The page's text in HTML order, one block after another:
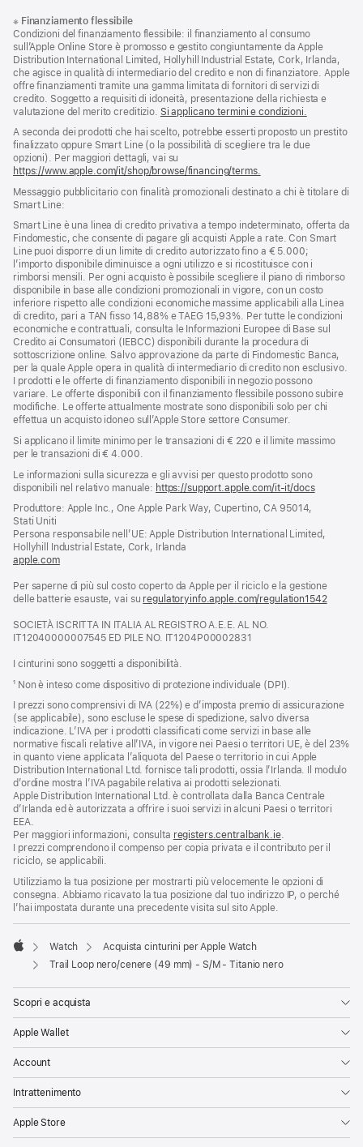
di
pagina
a
piè
di
pagina
※ Finanziamento flessibile
Condizioni del finanziamento flessibile: il finanziamento al consumo
sull’Apple Online Store è promosso e gestito congiuntamente da Apple
Distribution International Limited, Hollyhill Industrial Estate, Cork, Irlanda,
che agisce in qualità di intermediario del credito e non di finanziatore. Apple
offre finanziamenti tramite una gamma limitata di fornitori di servizi di
credito. Soggetto a requisiti di idoneità, presentazione della richiesta e
valutazione del merito creditizio. Si applicano termini e condizioni.
A seconda dei prodotti che hai scelto, potrebbe esserti proposto un prestito
finalizzato oppure Smart Line (o la possibilità di scegliere tra le due
opzioni). Per maggiori dettagli, vai su
https://www.apple.com/it/shop/browse/financing/terms.
Messaggio pubblicitario con finalità promozionali destinato a chi è titolare di
Smart Line:
Smart Line è una linea di credito privativa a tempo indeterminato, offerta da
Findomestic, che consente di pagare gli acquisti Apple a rate. Con Smart
Line puoi disporre di un limite di credito autorizzato fino a € 5.000;
l’importo disponibile diminuisce a ogni utilizzo e si ricostituisce con i
rimborsi mensili. Per ogni acquisto è possibile scegliere il piano di rimborso
disponibile in base alle condizioni promozionali in vigore, con un costo
inferiore rispetto alle condizioni economiche massime applicabili alla Linea
di credito, pari a TAN fisso 14,88% e TAEG 15,93%. Per tutte le condizioni
economiche e contrattuali, consulta le Informazioni Europee di Base sul
Credito ai Consumatori (IEBCC) disponibili durante la procedura di
sottoscrizione online. Salvo approvazione da parte di Findomestic Banca,
per la quale Apple opera in qualità di intermediario di credito non esclusivo.
I prodotti e le offerte di finanziamento disponibili in negozio possono
variare. Le offerte disponibili con il finanziamento flessibile possono subire
modifiche. Le offerte attualmente mostrate sono disponibili solo per chi
effettua un acquisto idoneo sull’Apple Store settore Consumer.
Si applicano il limite minimo per le transazioni di € 220 e il limite massimo
per le transazioni di € 4.000.
Le informazioni sulla sicurezza e gli avvisi per questo prodotto sono
disponibili nel relativo manuale: https://support.apple.com/it-it/docs(si
finestra)
Produttore: Apple Inc., One Apple Park Way, Cupertino, CA 95014,
Stati Uniti
Persona responsabile nell’UE: Apple Distribution International Limited,
Hollyhill Industrial Estate, Cork, Irlanda
apple.com(si
una
nuova
Per saperne di più sul costo coperto da Apple per il riciclo e la gestione
delle batterie esauste, vai su regulatoryinfo.apple.com/regulation1542(si
SOCIETÀ ISCRITTA IN ITALIA AL REGISTRO A.E.E. AL NO.
IT12040000007545 ED PILE NO. IT1204P00002831
I cinturini sono soggetti a disponibilità.
¹ Non è inteso come dispositivo di protezione individuale (DPI).
I prezzi sono comprensivi di IVA (22%) e d’imposta premio di assicurazione
(se applicabile), sono escluse le spese di spedizione, salvo diversa
indicazione. L’IVA per i prodotti classificati come servizi in base alle
normative fiscali relative all’IVA, in vigore nei Paesi o territori UE, è del 23%
in quanto viene applicata l’aliquota del Paese o territorio in cui Apple
Distribution International Ltd. fornisce tali prodotti, ossia l’Irlanda. Il modulo
d’ordine mostra l’IVA pagabile relativa ai prodotti selezionati.
Apple Distribution International Ltd. è controllata dalla Banca Centrale
d’Irlanda ed è autorizzata a offrire i suoi servizi in alcuni Paesi o territori
EEA.
Per maggiori informazioni, consulta registers.centralbank.ie.
I prezzi comprendono il compenso per copia privata e il contributo per il
riciclo, se applicabili.
Utilizziamo la tua posizione per mostrarti più velocemente le opzioni di
consegna. Abbiamo ricavato la tua posizione dal tuo indirizzo IP, o perché
l’hai impostata durante una precedente visita sul sito Apple.
Apple
Watch
Acquista cinturini per Apple Watch
Trail Loop nero/cenere (49 mm) - S/M - Titanio nero
Scopri e acquista
Apple Wallet
Account
Intrattenimento
Apple Store